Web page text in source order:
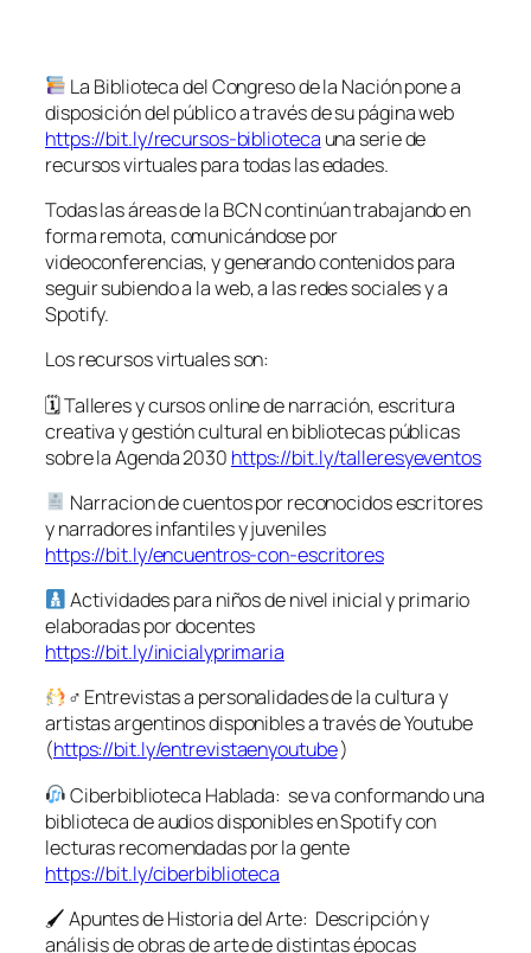
La Biblioteca del Congreso de la Nación pone a
disposición del público a través de su página web
https://bit.ly/recursos-biblioteca una serie de
recursos virtuales para todas las edades.
Todas las áreas de la BCN continúan trabajando en
forma remota, comunicándose por
videoconferencias, y generando contenidos para
seguir subiendo a la web, a las redes sociales y a
Spotify.
Los recursos virtuales son:
🗓 Talleres y cursos online de narración, escritura
creativa y gestión cultural en bibliotecas públicas
sobre la Agenda 2030 https://bit.ly/talleresyeventos
Narracion de cuentos por reconocidos escritores
y narradores infantiles y juveniles
https://bit.ly/encuentros-con-escritores
Actividades para niños de nivel inicial y primario
elaboradas por docentes
https://bit.ly/inicialyprimaria
‍♂ Entrevistas a personalidades de la cultura y
artistas argentinos disponibles a través de Youtube
(https://bit.ly/entrevistaenyoutube)
Ciberbiblioteca Hablada: se va conformando una
biblioteca de audios disponibles en Spotify con
lecturas recomendadas por la gente
https://bit.ly/ciberbiblioteca
🖌 Apuntes de Historia del Arte: Descripción y
análisis de obras de arte de distintas épocas